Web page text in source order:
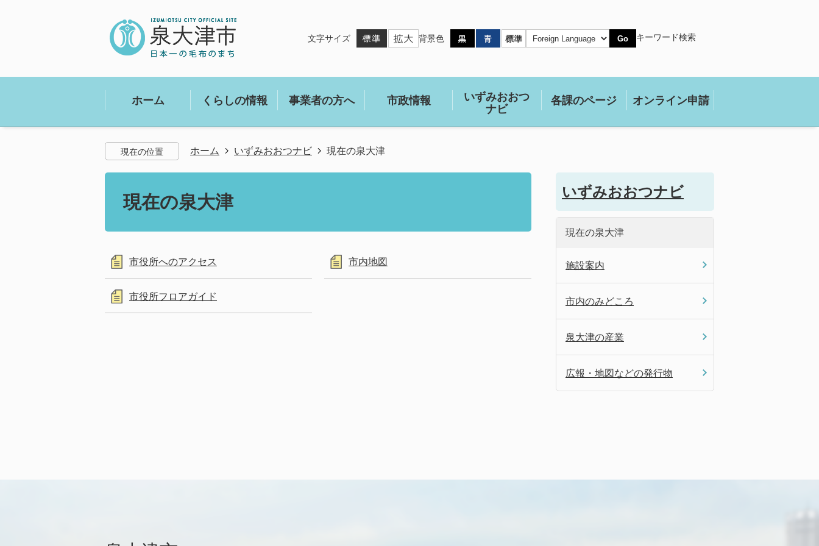
文字サイズ 背景色 Go キーワード検索
ホーム くらしの情報 事業者の方へ 市政情報
いずみおおつ
ナビ
各課のページ オンライン申請
現在の位置 ホーム いずみおおつナビ 現在の泉大津
現在の泉大津
市役所へのアクセス 市内地図
市役所フロアガイド
いずみおおつナビ
現在の泉大津
施設案内
市内のみどころ
泉大津の産業
広報・地図などの発行物